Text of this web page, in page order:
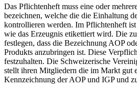
Das Pflichtenheft muss eine oder
bezeichnen, welche die die Einhaltung
kontrollieren werden. Im Pflichtenheft ist
wie das Erzeugnis etikettiert wird. Die
festlegen, dass die Bezeichnung AOP
Produkts anzubringen ist. Diese
festzuhalten. Die Schweizerische
stellt ihren Mitgliedern die im Markt gut
Kennzeichnung der AOP und IGP und